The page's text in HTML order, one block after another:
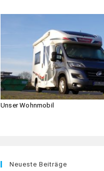
Unser Wohnmobil
Neueste Beiträge